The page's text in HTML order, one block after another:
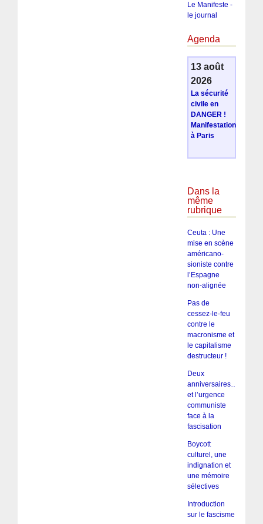
Le Manifeste -
le journal
Agenda
13 août
2026
La sécurité
civile en
DANGER !
Manifestation
à Paris
Dans la
même
rubrique
Ceuta : Une
mise en scène
américano-
sioniste contre
l’Espagne
non-alignée
Pas de
cessez-le-feu
contre le
macronisme et
le capitalisme
destructeur !
Deux
anniversaires…
et l’urgence
communiste
face à la
fascisation
Boycott
culturel, une
indignation et
une mémoire
sélectives
Introduction
sur le fascisme